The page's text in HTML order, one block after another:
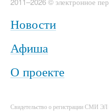
Новости
Афиша
О проекте
Свидетельство о регистрации СМИ